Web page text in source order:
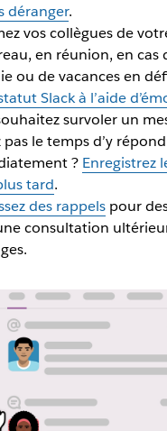
déranger.
vos collègues de
en réunion, en cas
ou de vacances en
Slack à l’aide
survoler un
pas le temps d’y
? Enregistrez
tard.
des rappelspour
consultation